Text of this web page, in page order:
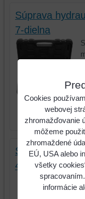
Súprava
7-dielna
Súprava
4-dielna
Cookies
webovej
zhromažďovanie
môžeme
zhromaždené
EÚ, USA alebo
všetky
informácie